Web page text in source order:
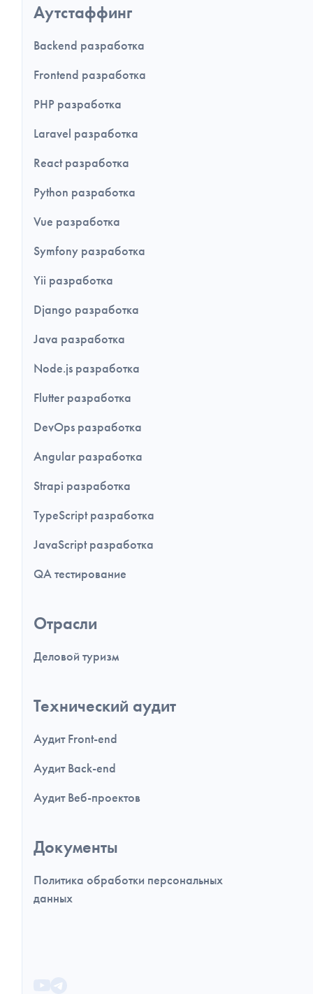
Аутстаффинг
Backend разработка
Frontend разработка
PHP разработка
Laravel разработка
React разработка
Python разработка
Vue разработка
Symfony разработка
Yii разработка
Django разработка
Java разработка
Node.js разработка
Flutter разработка
DevOps разработка
Angular разработка
Strapi разработка
TypeScript разработка
JavaScript разработка
QA тестирование
Отрасли
Деловой туризм
Технический аудит
Аудит Front-end
Аудит Back-end
Аудит Веб-проектов
Документы
Политика обработки персональных
данных